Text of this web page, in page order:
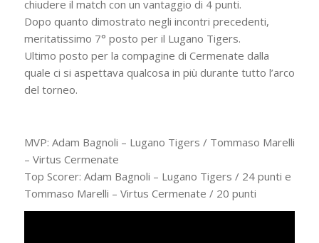
chiudere il match con un vantaggio di 4 punti.
Dopo quanto dimostrato negli incontri precedenti,
meritatissimo 7° posto per il Lugano Tigers.
Ultimo posto per la compagine di Cermenate dalla
quale ci si aspettava qualcosa in più durante tutto l’arco
del torneo.
MVP: Adam Bagnoli – Lugano Tigers / Tommaso Marelli
– Virtus Cermenate
Top Scorer: Adam Bagnoli – Lugano Tigers / 24 punti e
Tommaso Marelli – Virtus Cermenate / 20 punti